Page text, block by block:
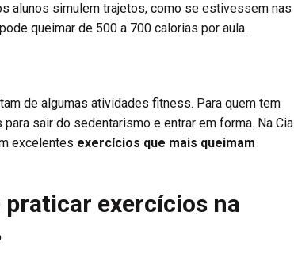
alunos simulem trajetos, como se estivessem nas
queimar de 500 a 700 calorias por aula.
de algumas atividades fitness. Para quem tem
sair do sedentarismo e entrar em forma. Na Cia
excelentes exercícios que mais queimam
praticar exercícios na